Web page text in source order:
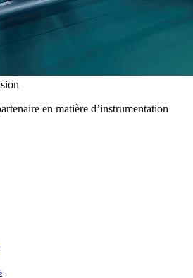
en matière d’instrumentation